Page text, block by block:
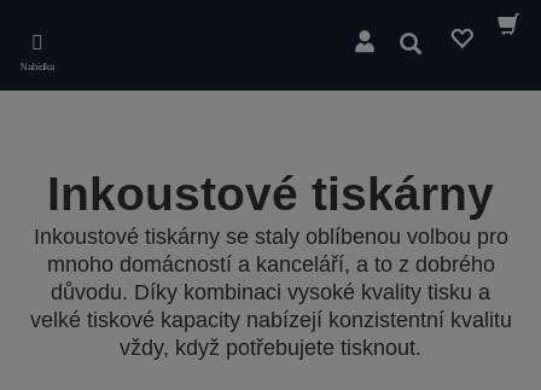
main
content
Nabídka
Hledat
Inkoustové tiskárny
Inkoustové tiskárny se staly oblíbenou volbou pro
mnoho domácností a kanceláří, a to z dobrého
důvodu. Díky kombinaci vysoké kvality tisku a
velké tiskové kapacity nabízejí konzistentní kvalitu
vždy, když potřebujete tisknout.